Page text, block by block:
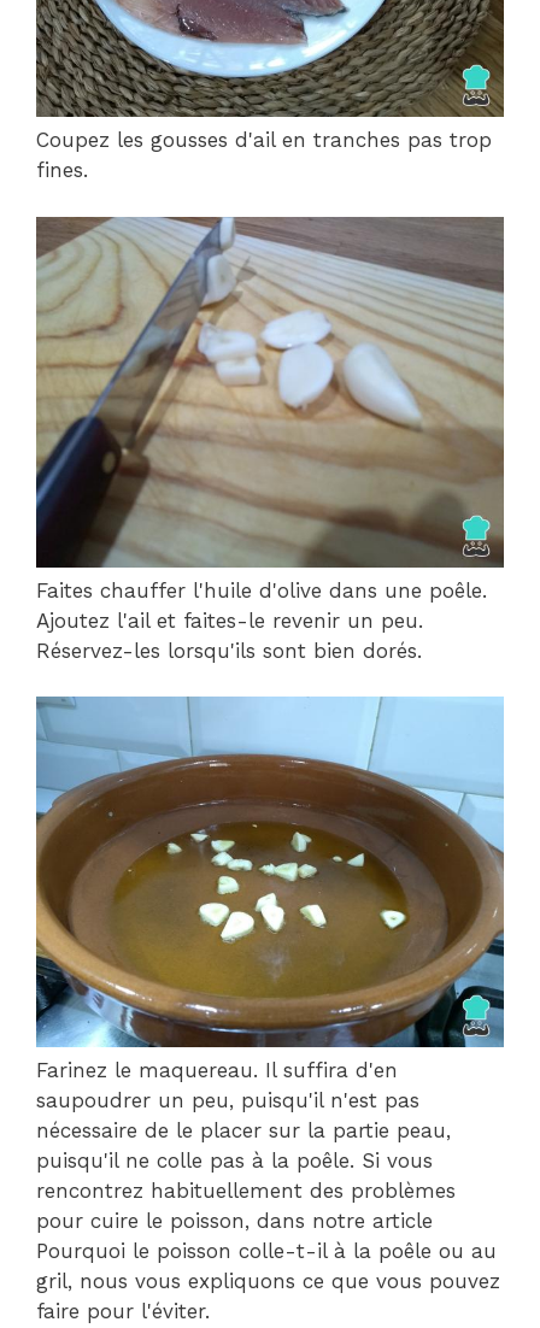
Coupez les gousses d'ail en tranches pas trop
fines.
Faites chauffer l'huile d'olive dans une poêle.
Ajoutez l'ail et faites-le revenir un peu.
Réservez-les lorsqu'ils sont bien dorés.
Farinez le maquereau. Il suffira d'en
saupoudrer un peu, puisqu'il n'est pas
nécessaire de le placer sur la partie peau,
puisqu'il ne colle pas à la poêle. Si vous
rencontrez habituellement des problèmes
pour cuire le poisson, dans notre article
Pourquoi le poisson colle-t-il à la poêle ou au
gril, nous vous expliquons ce que vous pouvez
faire pour l'éviter.